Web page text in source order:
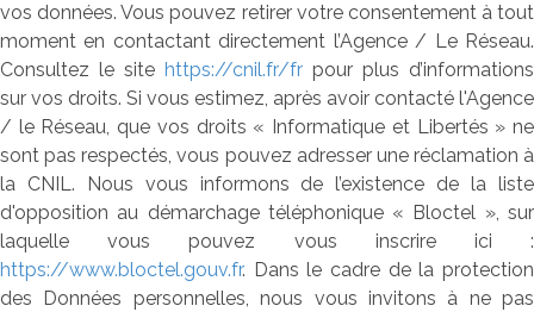
vos données. Vous pouvez retirer votre consentement à tout
moment en contactant directement l’Agence / Le Réseau.
Consultez le site https://cnil.fr/fr pour plus d’informations
sur vos droits. Si vous estimez, après avoir contacté l'Agence
/ le Réseau, que vos droits « Informatique et Libertés » ne
sont pas respectés, vous pouvez adresser une réclamation à
la CNIL. Nous vous informons de l’existence de la liste
d'opposition au démarchage téléphonique « Bloctel », sur
laquelle vous pouvez vous inscrire ici :
https://www.bloctel.gouv.fr. Dans le cadre de la protection
des Données personnelles, nous vous invitons à ne pas